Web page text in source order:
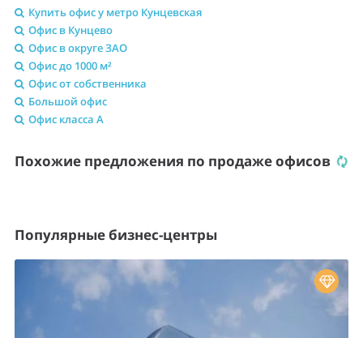
Купить офис у метро Кунцевская
Офис в Кунцево
Офис в округе ЗАО
Офис до 1000 м²
Офис от собственника
Большой офис
Офис класса A
Похожие предложения по продаже офисов
Популярные бизнес-центры